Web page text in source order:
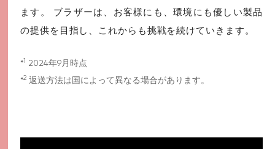
ます。 ブラザーは、お客様にも、環境にも優しい製品
の提供を目指し、これからも挑戦を続けていきます。
*1 2024年9月時点
*2 返送方法は国によって異なる場合があります。